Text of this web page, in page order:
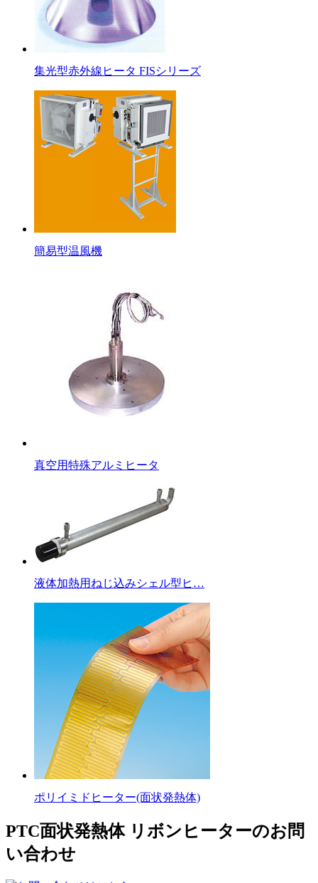
集光型赤外線ヒータ FISシリーズ
簡易型温風機
真空用特殊アルミヒータ
液体加熱用ねじ込みシェル型ヒ…
ポリイミドヒーター(面状発熱体)
PTC面状発熱体 リボンヒーターのお問
い合わせ